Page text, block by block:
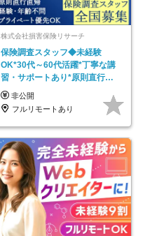
株式会社損害保険リサーチ
保険調査スタッフ◆未経験
OK*30代～60代活躍*丁寧な講
習・サポートあり*原則直行直
帰／全国募集・業務委託
非公開
フルリモートあり